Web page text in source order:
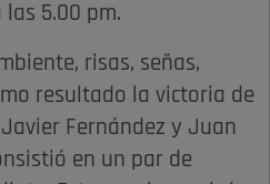
5.00 pm.
risas, señas,
resultado la victoria de
Fernández y Juan
en un par de